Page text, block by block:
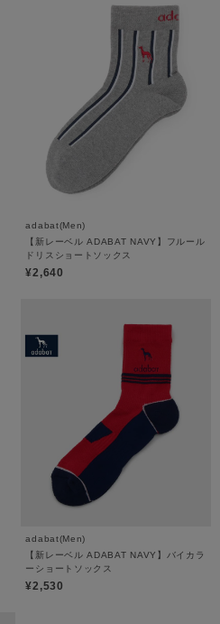
adabat(Men)
【新レーベル ADABAT NAVY】フルール
ドリスショートソックス
¥2,640
adabat(Men)
【新レーベル ADABAT NAVY】バイカラ
ーショートソックス
¥2,530